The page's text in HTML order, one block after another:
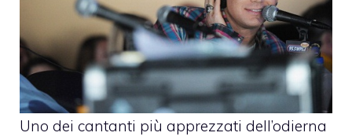
Uno dei cantanti più apprezzati dell’odierna